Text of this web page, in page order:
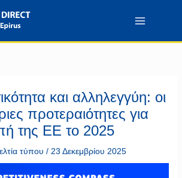
και αλληλεγγύη: οι
προτεραιότητες για
της ΕΕ το 2025
τύπου / 23 Δεκεμβρίου 2025